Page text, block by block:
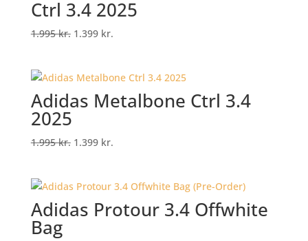
Ctrl 3.4 2025
1.995kr. Original
1.995 kr..
1.399 kr.Current
1.399 kr..
Adidas Metalbone Ctrl 3.4
2025
1.995kr. Original
1.995 kr..
1.399 kr.Current
1.399 kr..
Adidas Protour 3.4 Offwhite
Bag